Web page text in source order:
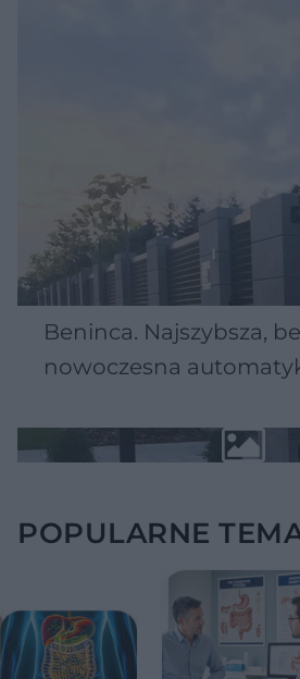
Beninca. Najszybsza,
nowoczesna
POPULARNE